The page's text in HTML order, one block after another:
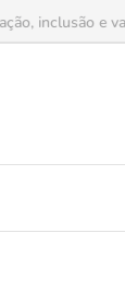
inclusão e